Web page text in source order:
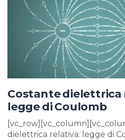
Costante dielettrica
legge di Coulomb
dielettrica relativa: legge di